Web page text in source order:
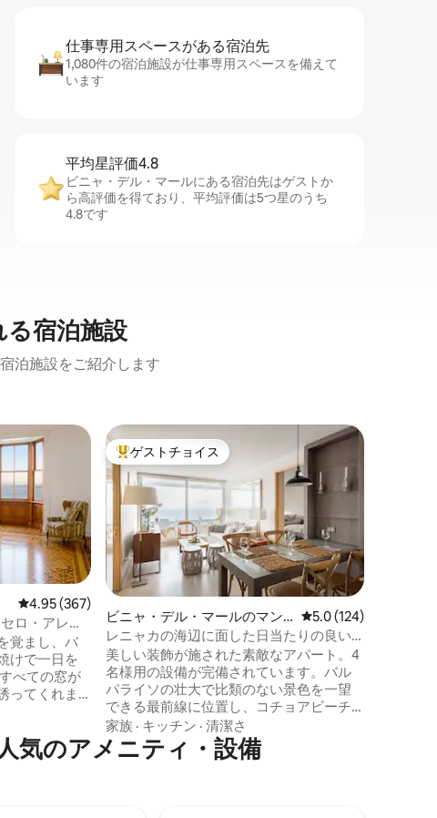
仕事専用ス⁠ペ⁠ー⁠スがあ⁠る宿⁠泊⁠先
1,080件の宿泊施設が仕事専用スペースを備えて
います
平均星評価4.8
ビニャ・デル・マールにある宿泊先はゲストか
ら高評価を得ており、平均評価は5つ星のうち
4.8です
宿泊施設
泊施設をご紹介します
価
レビュー367件、5つ星中4.95つ星の平均評価
4.95 (367)
ロ・アレグ
覚まし、バ
けで一日を
ってくれま
史的な邸宅
は、海と美
ようにくつ
大好評のゲストチョイスです。
ゲストチョイス
ビニャ・デル・マールのマン
ション・アパート
レビュー124件、5つ
5.0 (124)
レニャカの海辺に面した日当たりの良い
アパート
美しい装飾が施された素敵なアパート。4
名様用の設備が完備されています。バル
パライソの壮大で比類のない景色を一望
できる最前線に位置し、コチョアビーチ
まで徒歩 15 分（階段を下りる必要があり
ます）。スーパーマーケット Lider と
Jumbo まで徒歩圏内です。専用の地下駐
家族 · キッチン · 清潔さ
気のアメニティ・設備